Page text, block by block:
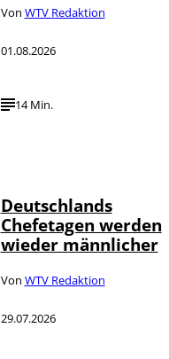
Von WTV Redaktion
01.08.2026
14 Min.
Deutschlands
Chefetagen werden
wieder männlicher
Von WTV Redaktion
29.07.2026